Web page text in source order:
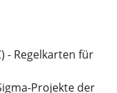
- Regelkarten für
Projekte der